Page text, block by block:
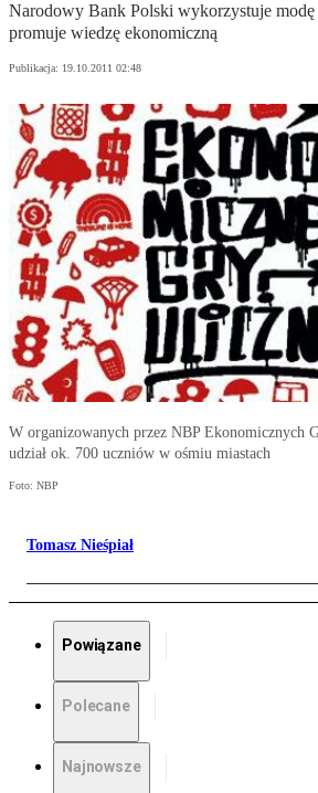
Narodowy Bank Polski wykorzystuje
promuje wiedzę ekonomiczną
Publikacja: 19.10.2011 02:48
W organizowanych przez NBP Ekonomicznych
udział ok. 700 uczniów w ośmiu miastach
Foto: NBP
Tomasz Nieśpiał
Powiązane
Polecane
Najnowsze